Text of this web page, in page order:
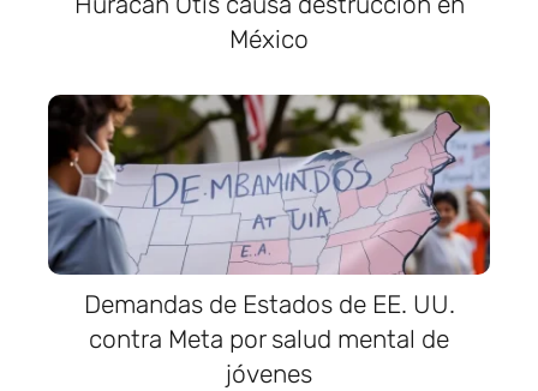
México
Demandas de Estados de EE. UU.
contra Meta por salud mental de
jóvenes